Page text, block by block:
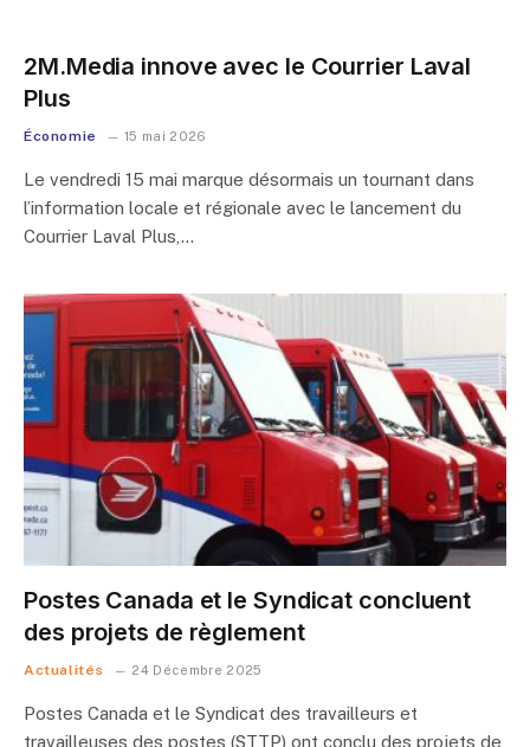
2M.Media innove avec le Courrier Laval
Plus
Économie 15 mai 2026
Le vendredi 15 mai marque désormais un tournant dans
l’information locale et régionale avec le lancement du
Courrier Laval Plus,…
Postes Canada et le Syndicat concluent
des projets de règlement
Actualités 24 Décembre 2025
Postes Canada et le Syndicat des travailleurs et
travailleuses des postes (STTP) ont conclu des projets de